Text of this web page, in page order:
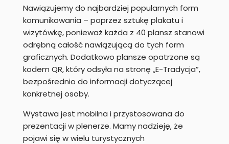
Nawiązujemy do najbardziej popularnych form
komunikowania – poprzez sztukę plakatu i
wizytówkę, ponieważ każda z 40 plansz stanowi
odrębną całość nawiązującą do tych form
graficznych. Dodatkowo plansze opatrzone są
kodem QR, który odsyła na stronę „E-Tradycja”,
bezpośrednio do informacji dotyczącej
konkretnej osoby.
Wystawa jest mobilna i przystosowana do
prezentacji w plenerze. Mamy nadzieję, że
pojawi się w wielu turystycznych